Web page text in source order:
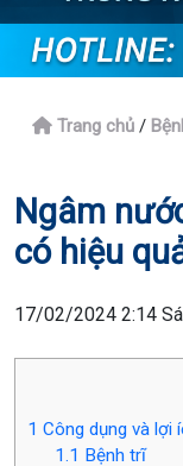
Trang chủ /
Ngâm
có hiệu
17/02/2024 2:14
1 Công dụng và lợi
1.1 Bệnh trĩ